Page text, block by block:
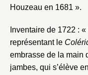
Houzeau en 1681 ».
Inventaire de 1722 :
représentant le
embrasse de la main
jambes, qui s’élève